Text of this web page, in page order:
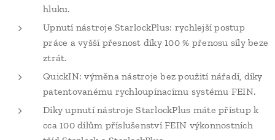
hluku.
Upnutí nástroje StarlockPlus: rychlejší postup
práce a vyšší přesnost díky 100 % přenosu síly beze
ztrát.
QuickIN: výměna nástroje bez použití nářadí, díky
patentovanému rychloupínacímu systému FEIN.
Díky upnutí nástroje StarlockPlus máte přístup k
cca 100 dílům příslušenství FEIN výkonnostních